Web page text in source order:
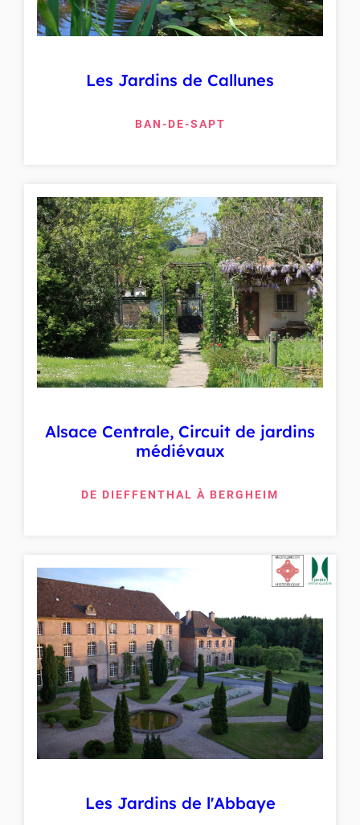
Les Jardins de Callunes
BAN-DE-SAPT
Alsace Centrale, Circuit de jardins
médiévaux
DE DIEFFENTHAL À BERGHEIM
Les Jardins de l'Abbaye